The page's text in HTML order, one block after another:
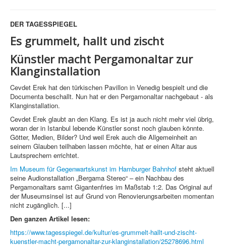
DER TAGESSPIEGEL
Es grummelt, hallt und zischt
Künstler macht Pergamonaltar zur
Klanginstallation
Cevdet Erek hat den türkischen Pavillon in Venedig bespielt und die
Documenta beschallt. Nun hat er den Pergamonaltar nachgebaut - als
Klanginstallation.
Cevdet Erek glaubt an den Klang. Es ist ja auch nicht mehr viel übrig,
woran der in Istanbul lebende Künstler sonst noch glauben könnte.
Götter, Medien, Bilder? Und weil Erek auch die Allgemeinheit an
seinem Glauben teilhaben lassen möchte, hat er einen Altar aus
Lautsprechern errichtet.
Im Museum für Gegenwartskunst im Hamburger Bahnhof steht aktuell
seine Audionstallation „Bergama Stereo“ – ein Nachbau des
Pergamonaltars samt Gigantenfries im Maßstab 1:2. Das Original auf
der Museumsinsel ist auf Grund von Renovierungsarbeiten momentan
nicht zugänglich. [...]
Den ganzen Artikel lesen:
https://www.tagesspiegel.de/kultur/es-grummelt-hallt-und-zischt-
kuenstler-macht-pergamonaltar-zur-klanginstallation/25278696.html